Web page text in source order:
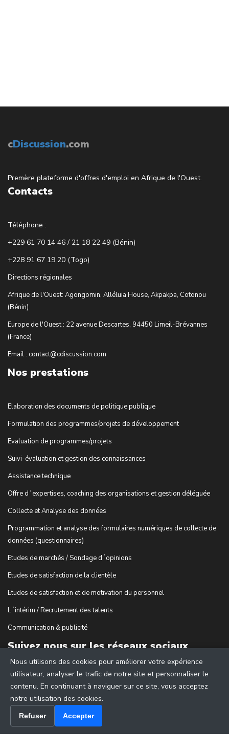
cDiscussion.com
Premère plateforme d'offres d'emploi en Afrique de l'Ouest.
Contacts
Téléphone :
+229 61 70 14 46 / 21 18 22 49 (Bénin)
+228 91 67 19 20 (Togo)
Directions régionales
Afrique de l'Ouest: Agongomin, Alléluia House, Akpakpa, Cotonou
(Bénin)
Europe de l'Ouest : 22 avenue Descartes, 94450 Limeil-Brévannes
(France)
Email : contact@cdiscussion.com
Nos prestations
Elaboration des documents de politique publique
Formulation des programmes/projets de développement
Evaluation de programmes/projets
Suivi-évaluation et gestion des connaissances
Assistance technique
Offre d´expertises, coaching des organisations et gestion déléguée
Collecte et Analyse des données
Programmation et analyse des formulaires numériques de collecte de
données (questionnaires)
Etudes de marchés / Sondage d´opinions
Etudes de satisfaction de la clientèle
Etudes de satisfaction et de motivation du personnel
L´intérim / Recrutement des talents
Communication & publicité
Suivez nous sur les réseaux sociaux
Nous utilisons des cookies pour améliorer votre expérience
utilisateur, analyser le trafic de notre site et personnaliser le
contenu. En continuant à naviguer sur ce site, vous acceptez
notre utilisation des cookies.
Refuser Accepter